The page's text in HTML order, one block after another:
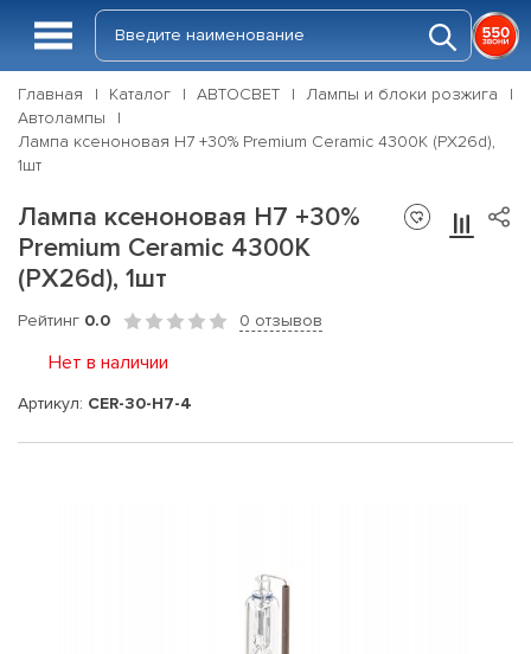
Главная Каталог АВТОСВЕТ
Лампы и блоки розжига
Автолампы
Лампа ксеноновая H7 +30% Premium Ceramic 4300K (PX26d),
1шт
Лампа ксеноновая H7 +30%
Premium Ceramic 4300K
(PX26d), 1шт
Рейтинг 0.0 0 отзывов
Нет в наличии
Артикул: CER-30-H7-4